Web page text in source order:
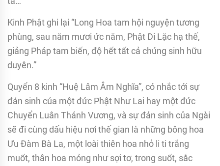
Kinh Phật ghi lại “Long Hoa tam hội nguyện tương
phùng, sau năm mươi ức năm, Phật Di Lặc hạ thế,
giảng Pháp tam biến, độ hết tất cả chúng sinh hữu
duyên.”
Quyển 8 kinh “Huệ Lâm Âm Nghĩa”, có nhắc tới sự
đản sinh của một đức Phật Như Lai hay một đức
Chuyển Luân Thánh Vương, và sự đản sinh của Ngài
sẽ đi cùng dấu hiệu nơi thế gian là những bông hoa
Ưu Đàm Bà La, một loài thiên hoa nhỏ li ti trắng
muốt, thân hoa mỏng như sợi tơ, trong suốt, sắc